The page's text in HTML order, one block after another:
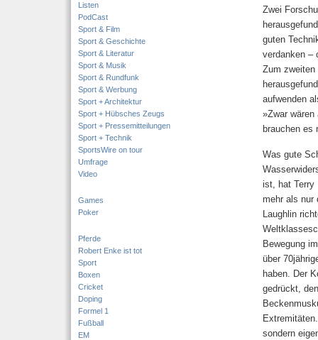
Listen
PodCast
Sport & Film
Sport & Geschichte
Sport & Literatur
Sport & Musik
Sport & Rundfunk
Sport & Werbung
Sport + Architektur
Sport + Hübsches Zeugs
Sport + Pressemitteilungen
Sport + Technik
SportsWire on tour
Umfrage
Video
Games
Poker
Pferde
Robert Enke ist tot
Sport
Boxen
Cricket
Doping
Formel 1
Fußball
EM
Zwei
guten
verdanken –
Zum zweiten
aufwenden
»Zwar
brauchen es
Was gute
ist, hat Terry
mehr als nur
Laughlin
Bewegung
über
haben. Der
gedrückt,
sondern